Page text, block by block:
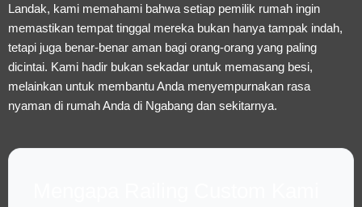
Landak, kami memahami bahwa setiap pemilik rumah ingin
memastikan tempat tinggal mereka bukan hanya tampak indah,
tetapi juga benar-benar aman bagi orang-orang yang paling
dicintai. Kami hadir bukan sekadar untuk memasang besi,
melainkan untuk membantu Anda menyempurnakan rasa
nyaman di rumah Anda di Ngabang dan sekitarnya.